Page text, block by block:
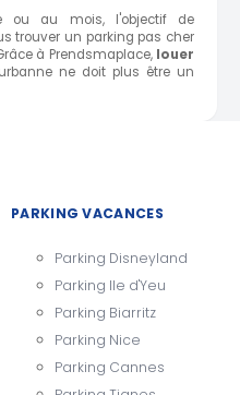
ou au mois, l'objectif de
trouver un parking pas cher
à Prendsmaplace, louer
ne doit plus être un
PARKING VACANCES
Parking Disneyland
Parking Ile d'Yeu
Parking Biarritz
Parking Nice
Parking Cannes